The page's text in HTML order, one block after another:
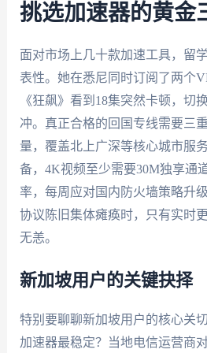
挑选加速器的黄金
面对市场上几十款加速工具，留
表性。她在悉尼同时订阅了两个
《狂飙》看到18集突然卡顿，切
冲。真正合格的回国专线需要三
量，覆盖北上广深等核心城市服
备，4K视频至少需要30M独享通
率，每周应对国内防火墙策略升
协议陈旧集体瘫痪时，只有实时
无恙。
新加坡用户的关键抉择
特别要聊聊新加坡用户的核心关
加速器最稳定？当地电信运营商